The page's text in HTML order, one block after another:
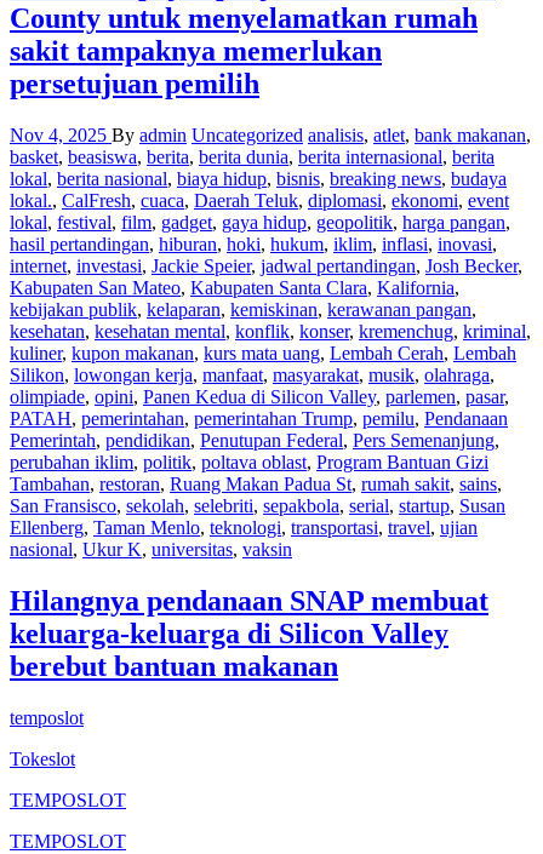
County untuk menyelamatkan rumah
sakit tampaknya memerlukan
persetujuan pemilih
Nov 4, 2025 By admin Uncategorized analisis, atlet, bank makanan,
basket, beasiswa, berita, berita dunia, berita internasional, berita
lokal, berita nasional, biaya hidup, bisnis, breaking news, budaya
lokal., CalFresh, cuaca, Daerah Teluk, diplomasi, ekonomi, event
lokal, festival, film, gadget, gaya hidup, geopolitik, harga pangan,
hasil pertandingan, hiburan, hoki, hukum, iklim, inflasi, inovasi,
internet, investasi, Jackie Speier, jadwal pertandingan, Josh Becker,
Kabupaten San Mateo, Kabupaten Santa Clara, Kalifornia,
kebijakan publik, kelaparan, kemiskinan, kerawanan pangan,
kesehatan, kesehatan mental, konflik, konser, kremenchug, kriminal,
kuliner, kupon makanan, kurs mata uang, Lembah Cerah, Lembah
Silikon, lowongan kerja, manfaat, masyarakat, musik, olahraga,
olimpiade, opini, Panen Kedua di Silicon Valley, parlemen, pasar,
PATAH, pemerintahan, pemerintahan Trump, pemilu, Pendanaan
Pemerintah, pendidikan, Penutupan Federal, Pers Semenanjung,
perubahan iklim, politik, poltava oblast, Program Bantuan Gizi
Tambahan, restoran, Ruang Makan Padua St, rumah sakit, sains,
San Fransisco, sekolah, selebriti, sepakbola, serial, startup, Susan
Ellenberg, Taman Menlo, teknologi, transportasi, travel, ujian
nasional, Ukur K, universitas, vaksin
Hilangnya pendanaan SNAP membuat
keluarga-keluarga di Silicon Valley
berebut bantuan makanan
temposlot
Tokeslot
TEMPOSLOT
TEMPOSLOT